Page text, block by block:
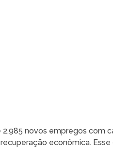
2.985 novos empregos com
econômica.